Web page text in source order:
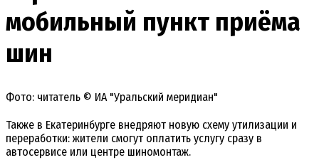
мобильный пункт приёма
шин
Фото: читатель © ИА "Уральский меридиан"
Также в Екатеринбурге внедряют новую схему утилизации и
переработки: жители смогут оплатить услугу сразу в
автосервисе или центре шиномонтаж.